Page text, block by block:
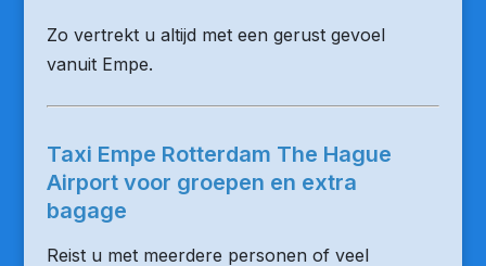
Zo vertrekt u altijd met een gerust gevoel
vanuit Empe.
Taxi Empe Rotterdam The Hague
Airport voor groepen en extra
bagage
Reist u met meerdere personen of veel